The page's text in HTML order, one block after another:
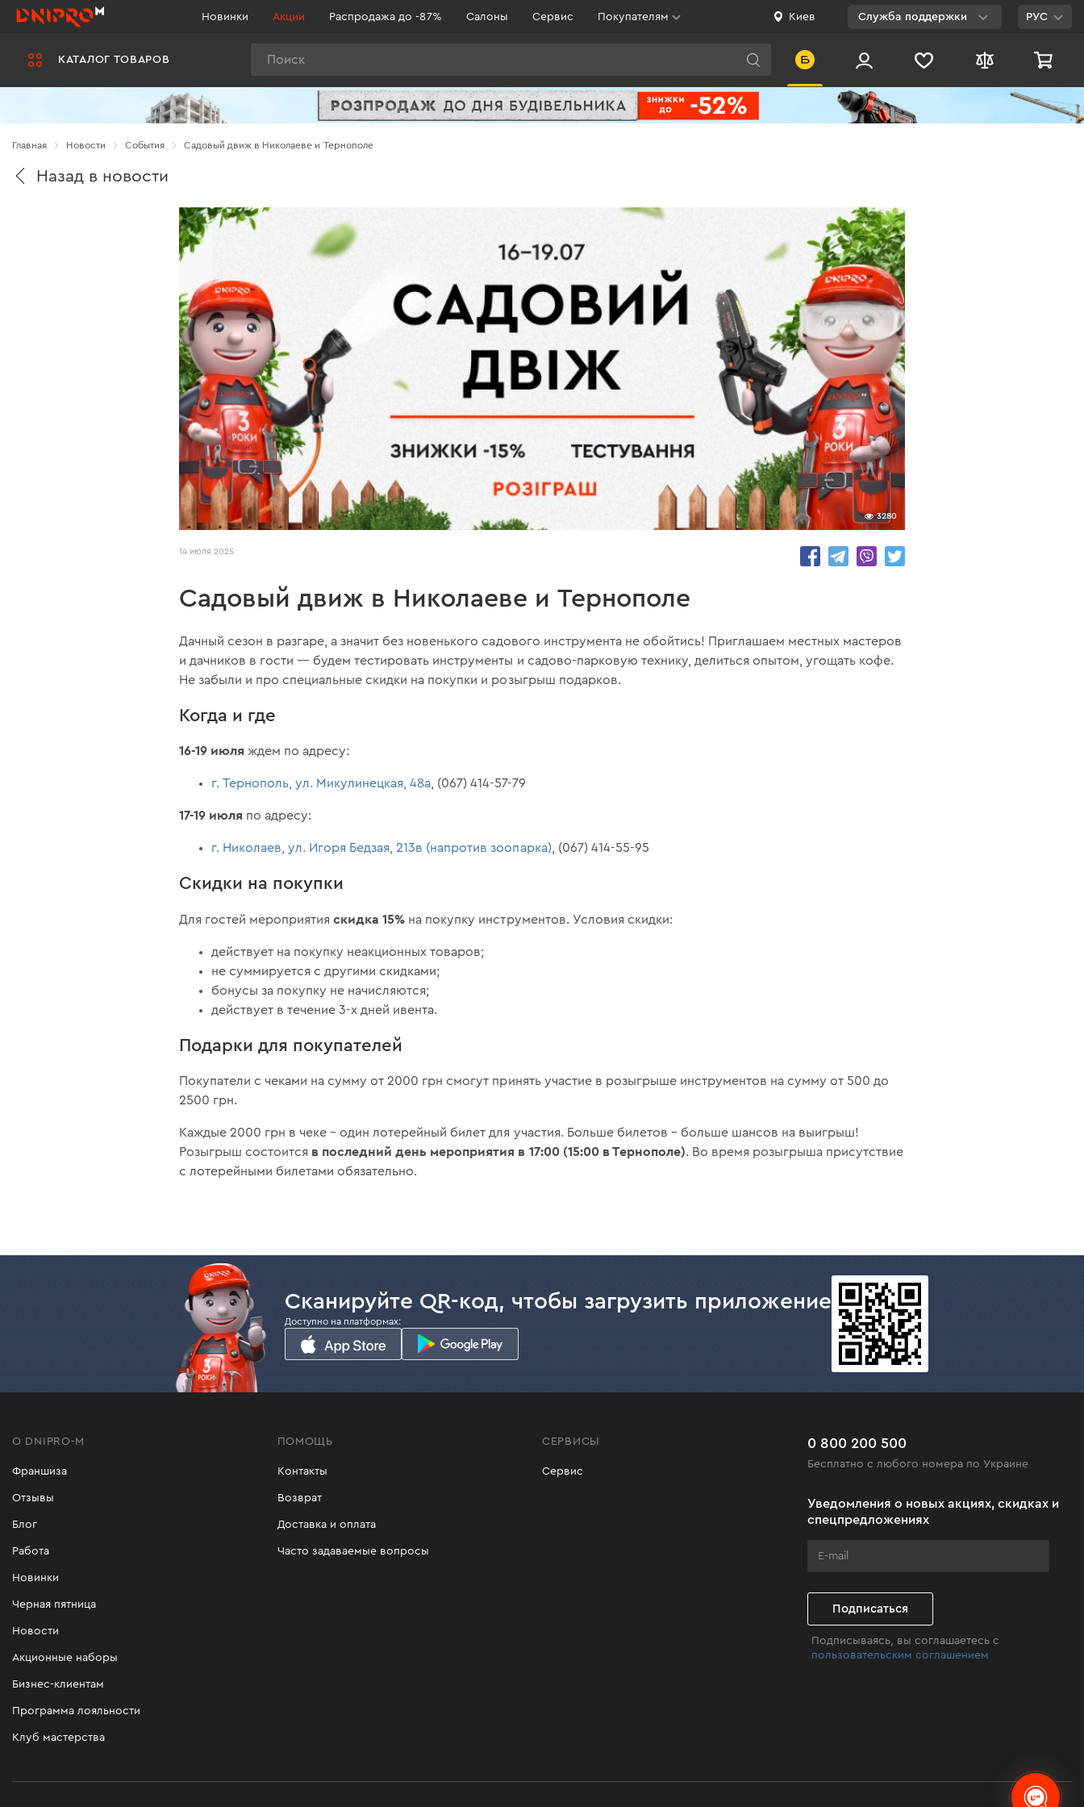
КАТАЛОГ ТОВАРОВ
Новинки Акции Распродажа до -87% Салоны Сервис Покупателям Киев Служба поддержки
0 800 200 500
Бесплатно по
Украине
РУС
Главная Новости Cобытия Садовый движ в Николаеве и Тернополе
Назад в новости
3280
14 июля 2025
Садовый движ в Николаеве и Тернополе
Дачный сезон в разгаре, а значит без новенького садового инструмента не обойтись! Приглашаем местных мастеров
и дачников в гости — будем тестировать инструменты и садово-парковую технику, делиться опытом, угощать кофе.
Не забыли и про специальные скидки на покупки и розыгрыш подарков.
Когда и где
16-19 июля ждем по адресу:
г. Тернополь, ул. Микулинецкая, 48а , (067) 414-57-79
17-19 июля по адресу:
г. Николаев, ул. Игоря Бедзая, 213в (напротив зоопарка) , (067) 414-55-95
Скидки на покупки
Для гостей мероприятияскидка 15% на покупку инструментов. Условия скидки:
действует на покупку неакционных товаров;
не суммируется с другими скидками;
бонусы за покупку не начисляются;
действует в течение 3-х дней ивента.
Подарки для покупателей
Покупатели с чеками на сумму от 2000 грн смогут принять участие в розыгрыше инструментов на сумму от 500 до
2500 грн.
Каждые 2000 грн в чеке – один лотерейный билет для участия. Больше билетов – больше шансов на выигрыш!
Розыгрыш состоится в последний день мероприятия в 17:00 (15:00 в Тернополе). Во время розыгрыша присутствие
с лотерейными билетами обязательно.
Сканируйте QR-код, чтобы загрузить приложение
Доступно на платформах:
О DNIPRO-M
Франшиза
Отзывы
Блог
Работа
Новинки
Черная пятница
Новости
Акционные наборы
Бизнес-клиентам
Программа лояльности
Клуб мастерства
ПОМОЩЬ
Контакты
Возврат
Доставка и оплата
Часто задаваемые вопросы
СЕРВИСЫ
Сервис
0 800 200 500
Бесплатно с любого номера по Украине
Уведомления о новых акциях, скидках и
спецпредложениях
Подписаться
Подписываясь, вы соглашаетесь с
пользовательским соглашением